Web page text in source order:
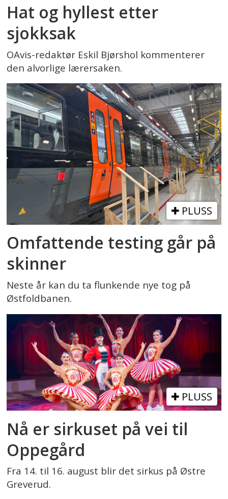
Hat og hyllest etter
sjokksak
OAvis-redaktør Eskil Bjørshol kommenterer
den alvorlige lærersaken.
PLUSS
Omfattende testing går på
skinner
Neste år kan du ta flunkende nye tog på
Østfoldbanen.
PLUSS
Nå er sirkuset på vei til
Oppegård
Fra 14. til 16. august blir det sirkus på Østre
Greverud.